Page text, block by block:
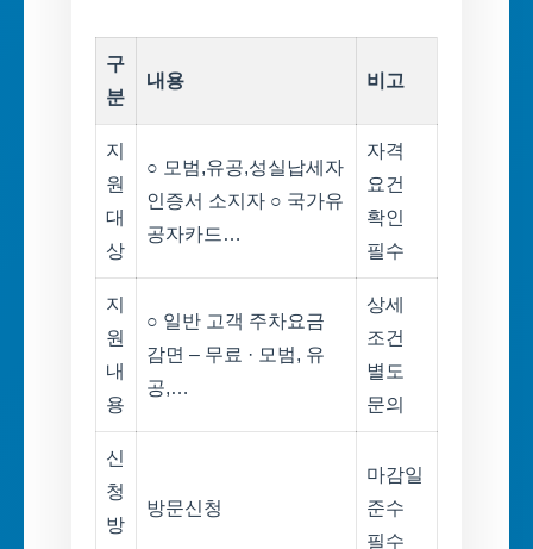
구
분
내용 비고
지
원
대
상
○ 모범,유공,성실납세자
인증서 소지자 ○ 국가유
공자카드…
자격
요건
확인
필수
지
원
내
용
○ 일반 고객 주차요금
감면 – 무료 · 모범, 유
공,…
상세
조건
별도
문의
신
청
방
방문신청
마감일
준수
필수